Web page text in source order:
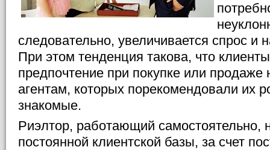
следовательно, увеличивается спрос и
При этом тенденция такова, что
предпочтение при покупке или
агентам, которых порекомендовали их
знакомые.
Риэлтор, работающий самостоятельно,
постоянной клиентской базы, за счет